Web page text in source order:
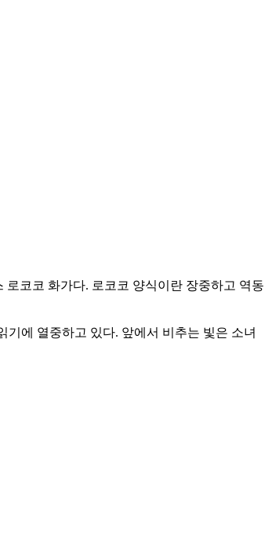
로코코 화가다. 로코코 양식이란 장중하고 역동
에 열중하고 있다. 앞에서 비추는 빛은 소녀